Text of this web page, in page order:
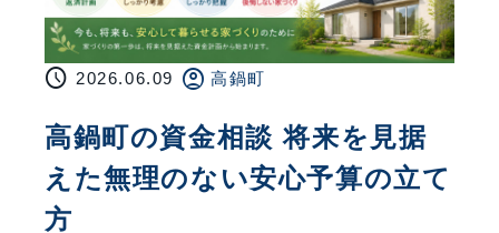
schedule 2026.06.09 account_circle 高鍋町
高鍋町の資金相談 将来を見据
えた無理のない安心予算の立て
方